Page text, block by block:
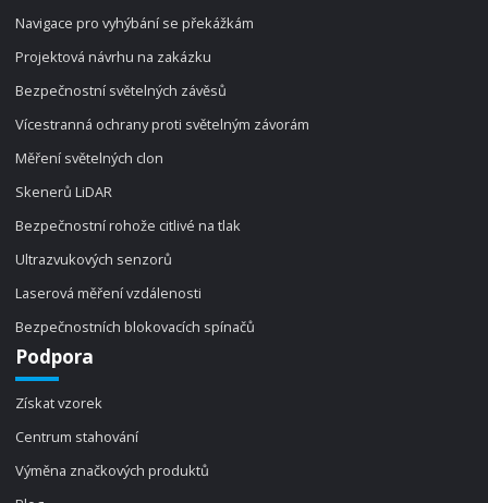
Navigace pro vyhýbání se překážkám
Projektová návrhu na zakázku
Bezpečnostní světelných závěsů
Vícestranná ochrany proti světelným závorám
Měření světelných clon
Skenerů LiDAR
Bezpečnostní rohože citlivé na tlak
Ultrazvukových senzorů
Laserová měření vzdálenosti
Bezpečnostních blokovacích spínačů
Podpora
Získat vzorek
Centrum stahování
Výměna značkových produktů